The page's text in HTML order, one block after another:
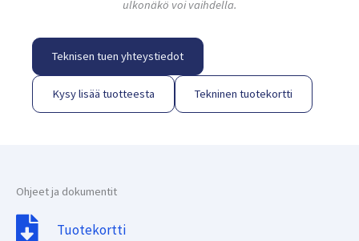
ulkonäkö voi vaihdella.
Teknisen tuen yhteystiedot
Kysy lisää tuotteesta Tekninen tuotekortti
Ohjeet ja dokumentit
Tuotekortti